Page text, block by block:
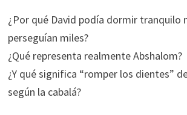
¿Por qué David podía dormir tranquilo
perseguían miles?
¿Qué representa realmente Abshalom?
¿Y qué significa “romper los dientes”
según la cabalá?